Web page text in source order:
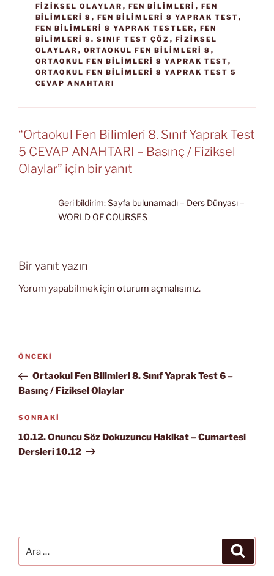
FIZIKSEL OLAYLAR , FEN BILIMLERI , FEN
BILIMLERI 8 , FEN BILIMLERI 8 YAPRAK TEST,
FEN BILIMLERI 8 YAPRAK TESTLER , FEN
BILIMLERI 8. SINIF TEST ÇÖZ , FIZIKSEL
OLAYLAR , ORTAOKUL FEN BILIMLERI 8 ,
ORTAOKUL FEN BILIMLERI 8 YAPRAK TEST,
ORTAOKUL FEN BILIMLERI 8 YAPRAK TEST 5
CEVAP ANAHTARI
“Ortaokul Fen Bilimleri 8. Sınıf Yaprak Test
5 CEVAP ANAHTARI – Basınç / Fiziksel
Olaylar” için bir yanıt
Geri bildirim:Sayfa bulunamadı – Ders Dünyası –
WORLD OF COURSES
Bir yanıt yazın
Yorum yapabilmek için oturum açmalısınız.
Yazı
Önceki
Yazı
ÖNCEKI
Ortaokul Fen Bilimleri 8. Sınıf Yaprak Test 6 –
Basınç / Fiziksel Olaylar
Sonraki
Yazı
SONRAKI
10.12. Onuncu Söz Dokuzuncu Hakikat – Cumartesi
Dersleri 10.12